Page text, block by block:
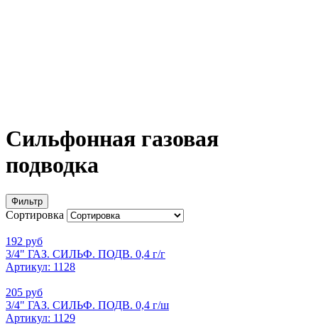
Сильфонная газовая
подводка
Фильтр
Сортировка
192 руб
3/4" ГАЗ. СИЛЬФ. ПОДВ. 0,4 г/г
Артикул: 1128
205 руб
3/4" ГАЗ. СИЛЬФ. ПОДВ. 0,4 г/ш
Артикул: 1129